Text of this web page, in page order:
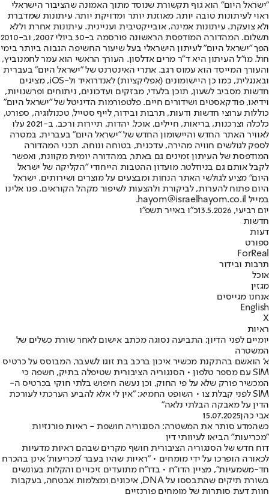
"ישראל היום" הוא גוף תקשורת שנוסד מתוך האמונה שהציבור הישראלי
ראוי לעיתונות טובה יותר, מאוזנת יותר ומדויקת יותר. עיתונות שמדברת
ולא צועקת. עיתונות אמינה, אובייקטיבית ועניינית. עיתונות אחרת וללא
תשלום. המהדורה המודפסת הראשונה פורסמה ב-30 ביולי 2007, וב-2010
הפך "ישראל היום" לעיתון הישראלי בעל שיעור החשיפה הגבוה ביותר בימי
חול. מו"ל העיתון היא ד"ר מרים אדלסון. העורך הראשי הוא עמר לחמנוביץ,
והעורך המייסד הוא עמוס רגב. אתרי האינטרנט של "ישראל היום" בעברית
ובאנגלית, כמו כן היישומונים (אפליקציות) לאנדרואיד ול-iOS, מציגים
חדשות מסביב לשעון, תוכן בלעדי, מבזקים ועדכונים, ניתוחים ופרשנויות,
וידיאו, פודקאסטים ושידורים חיים. פלטפורמות הדיגיטל של "ישראל היום"
כוללות ערוצי חדשות ודעות, תרבות ובידור, לייף סטייל, טכנולוגיה, ספורט,
כלכלה וצרכנות, בריאות, חיילים, אוכל, יהדות, תיירות ורכב. ב-2021 עלו
לאוויר האתר החדש והיישומון החדש של "ישראל היום" בעברית, במטרה
לספק לגולשים חוויה מהירה, עדכנית, בטוחה ונוחה. תכני המהדורה
המודפסת של העיתון זמינים גם באתר, במהדורה יומית מקוונת, ואפשר
לקבל אותם גם בניוזלטר. מועדון ההטבות הייחודי "הקליקה של ישראל
היום" מציע לגולשי האתר הנחות ומבצעים על מוצרים ושירותים. ישראל
היום פתוח להערות, לביקורת ולהצעות לשיפור מקהל הקוראים. פנו אלינו
במייל hayom@israelhayom.co.il.
יום רביעי, 13.5.2026
כ"ו באייר תשפ"ו
חדשות
דעות
ספורט
ForReal
תרבות ובידור
אוכל
מגזין
אנחנו מגייסים
English
X
ראיות
יומיים לפני הדיון: התביעה נסוגה מכתב אישום לאחר שורת כשלים של
המשטרה
א’ הואשם בהתקנת מכשיר איכון ברכב בת זוגו לשעבר, המבוסס על כרטיס
SIM עם מספר טלפון • הסנגוריה הציבורית שטיפלה בתיק, חשפה כי
המכשיר פורק שלא על פי החוק, וכן נעשה חיפוש בלתי חוקי בכרטיס ה-
SIM לפני קבלת צו • השופט החמיא: "אין לי אלא להביע הערכתי לעורכת
הדין על מאבקה הבלתי נלאה"
אבי כהן15.07.2025
כשהמדע סותר את המשטרה: הסנגוריה חושפת - ראיות פורנזיות
"מכריעות" הביאו לעיוותי דין
דוח חדש של הסנגוריה הציבורית חושף מקרים שבהם ראיות מדעיות
לכאורה הופרכו על ידי מומחים • "ראיות שהיו בעבר 'מכריעות' אינן בהכרח
חד-משמעיות", מציין הדו"ח • בדו"ח מתועדים זיכויים והקלות בעונשים
בשורת תיקים שהתבססו על DNA, איכונים ומצלמות אבטחה, בעקבות
חוות דעת סותרות של מומחים פורנזיים